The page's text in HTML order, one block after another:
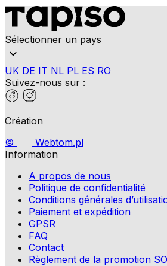
Sélectionner un pays
UK DE IT NL PL ES RO
Suivez-nous sur :
Création
©
Webtom.pl
Information
A propos de nous
Politique de confidentialité
Conditions générales
Paiement et expédition
GPSR
FAQ
Contact
Règlement de la promotion